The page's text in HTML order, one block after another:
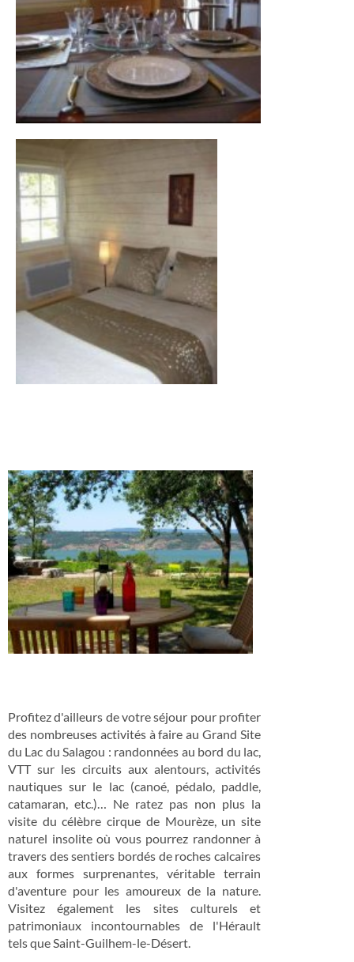
Profitez d'ailleurs de votre séjour pour profiter
des nombreuses activités à faire au Grand Site
du Lac du Salagou : randonnées au bord du lac,
VTT sur les circuits aux alentours, activités
nautiques sur le lac (canoé, pédalo, paddle,
catamaran, etc.)… Ne ratez pas non plus la
visite du célèbre cirque de Mourèze, un site
naturel insolite où vous pourrez randonner à
travers des sentiers bordés de roches calcaires
aux formes surprenantes, véritable terrain
d'aventure pour les amoureux de la nature.
Visitez également les sites culturels et
patrimoniaux incontournables de l'Hérault
tels que Saint-Guilhem-le-Désert.